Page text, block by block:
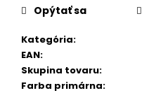
Kategória:
EAN:
Skupina tovaru:
Farba primárna:
Opýtať sa